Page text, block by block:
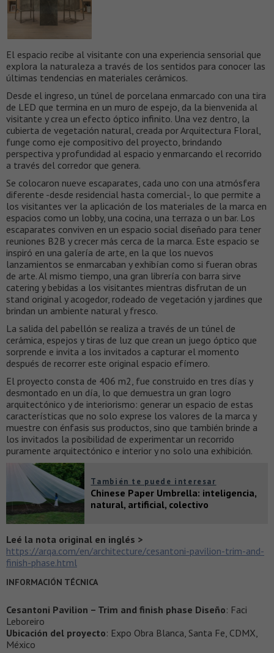
El espacio recibe al visitante con una experiencia sensorial que
explora la naturaleza a través de los sentidos para conocer las
últimas tendencias en materiales cerámicos.
Desde el ingreso, un túnel de porcelana enmarcado con una tira
de LED que termina en un muro de espejo, da la bienvenida al
visitante y crea un efecto óptico infinito. Una vez dentro, la
cubierta de vegetación natural, creada por Arquitectura Floral,
funge como eje compositivo del proyecto, brindando
perspectiva y profundidad al espacio y enmarcando el recorrido
a través del corredor que genera.
Se colocaron nueve escaparates, cada uno con una atmósfera
diferente -desde residencial hasta comercial-, lo que permite a
los visitantes ver la aplicación de los materiales de la marca en
espacios como un lobby, una cocina, una terraza o un bar. Los
escaparates conviven en un espacio social diseñado para tener
reuniones B2B y crecer más cerca de la marca. Este espacio se
inspiró en una galería de arte, en la que los nuevos
lanzamientos se enmarcaban y exhibían como si fueran obras
de arte. Al mismo tiempo, una gran librería con barra sirve
catering y bebidas a los visitantes mientras disfrutan de un
stand original y acogedor, rodeado de vegetación y jardines que
brindan un ambiente natural y fresco.
La salida del pabellón se realiza a través de un túnel de
cerámica, espejos y tiras de luz que crean un juego óptico que
sorprende e invita a los invitados a capturar el momento
después de recorrer este original espacio efímero.
El proyecto consta de 406 m2, fue construido en tres días y
desmontado en un día, lo que demuestra un gran logro
arquitectónico y de interiorismo: generar un espacio de estas
características que no solo exprese los valores de la marca y
muestre con énfasis sus productos, sino que también brinde a
los invitados la posibilidad de experimentar un recorrido
puramente arquitectónico e interior y no solo una exhibición.
También te puede interesar
Chinese Paper Umbrella: inteligencia,
natural, artificial, colectivo
Leé la nota original en inglés >
https://arqa.com/en/architecture/cesantoni-pavilion-trim-and-
finish-phase.html
INFORMACIÓN TÉCNICA
Cesantoni Pavilion – Trim and finish phase Diseño: Faci
Leboreiro
Ubicación del proyecto: Expo Obra Blanca, Santa Fe, CDMX,
México